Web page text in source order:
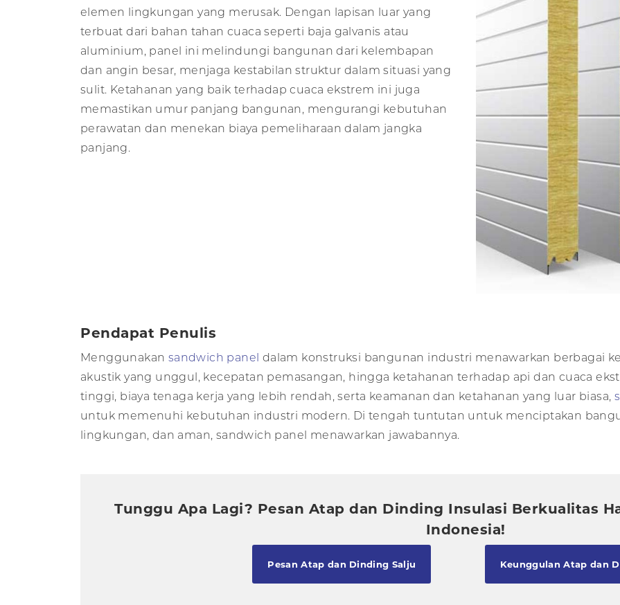
elemen lingkungan yang merusak. Dengan lapisan luar yang
terbuat dari bahan tahan cuaca seperti baja galvanis atau
aluminium, panel ini melindungi bangunan dari kelembapan
dan angin besar, menjaga kestabilan struktur dalam situasi yang
sulit. Ketahanan yang baik terhadap cuaca ekstrem ini juga
memastikan umur panjang bangunan, mengurangi kebutuhan
perawatan dan menekan biaya pemeliharaan dalam jangka
panjang.
Pendapat Penulis
Menggunakan sandwich panel dalam konstruksi bangunan industri menawarkan berbagai
akustik yang unggul, kecepatan pemasangan, hingga ketahanan terhadap api dan cuaca
tinggi, biaya tenaga kerja yang lebih rendah, serta keamanan dan ketahanan yang luar biasa,
untuk memenuhi kebutuhan industri modern. Di tengah tuntutan untuk menciptakan
lingkungan, dan aman, sandwich panel menawarkan jawabannya.
Tunggu Apa Lagi? Pesan Atap dan Dinding Insulasi Berkualitas
Indonesia!
Pesan Atap dan Dinding Salju Keunggulan Atap dan